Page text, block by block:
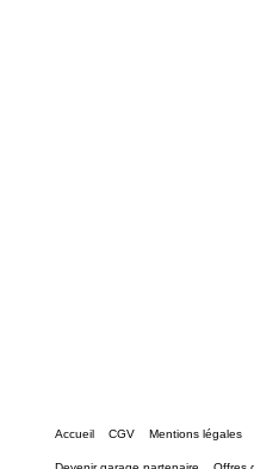
Accueil CGV Mentions légales